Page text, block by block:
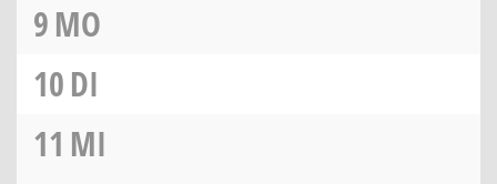
9MO
10DI
11 MI